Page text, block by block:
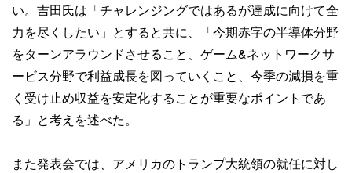
い。吉田氏は「チャレンジングではあるが達成に向けて全
力を尽くしたい」とすると共に、「今期赤字の半導体分野
をターンアラウンドさせること、ゲーム&ネットワークサ
ービス分野で利益成長を図っていくこと、今季の減損を重
く受け止め収益を安定化することが重要なポイントであ
る」と考えを述べた。
また発表会では、アメリカのトランプ大統領の就任に対し